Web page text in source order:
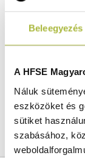
Beleegyezés
A HFSE
Náluk
eszközöket és
sütiket
szabásához,
Ingyenes
Szállítás akár 1
Mindig a
Több mint 2000